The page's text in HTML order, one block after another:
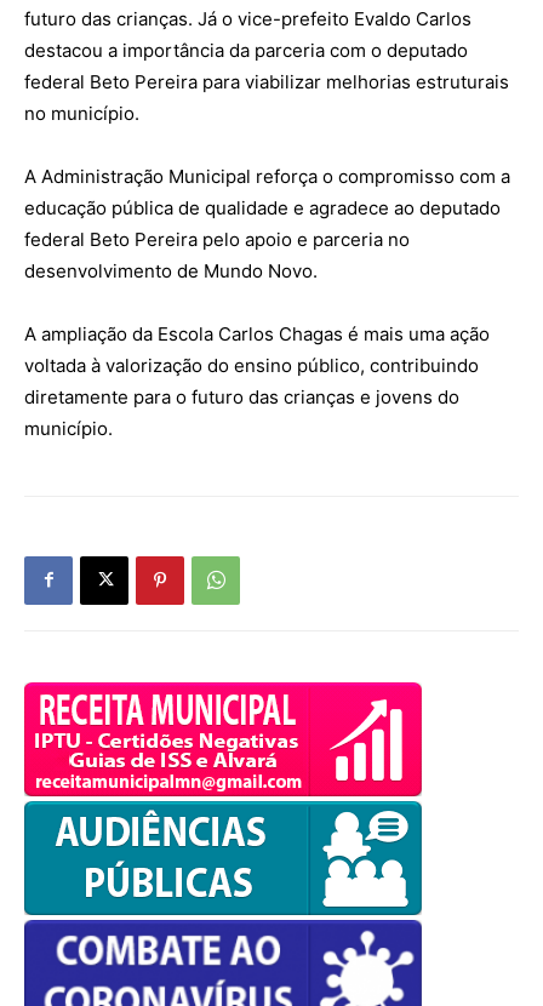
futuro das crianças. Já o vice-prefeito Evaldo Carlos
destacou a importância da parceria com o deputado
federal Beto Pereira para viabilizar melhorias estruturais
no município.
A Administração Municipal reforça o compromisso com a
educação pública de qualidade e agradece ao deputado
federal Beto Pereira pelo apoio e parceria no
desenvolvimento de Mundo Novo.
A ampliação da Escola Carlos Chagas é mais uma ação
voltada à valorização do ensino público, contribuindo
diretamente para o futuro das crianças e jovens do
município.